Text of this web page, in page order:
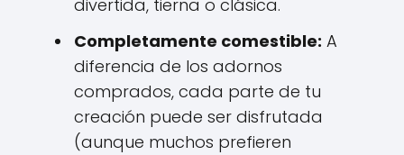
divertida, tierna o clásica.
Completamente comestible: A
diferencia de los adornos
comprados, cada parte de tu
creación puede ser disfrutada
(aunque muchos prefieren